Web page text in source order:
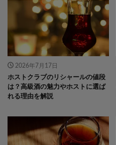
2026年7月17日
ホストクラブのリシャールの値段
は？高級酒の魅力やホストに選ば
れる理由を解説